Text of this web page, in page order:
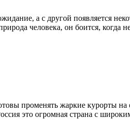
а с другой появляется
человека, он боится, когда
променять жаркие курорты
это огромная страна с